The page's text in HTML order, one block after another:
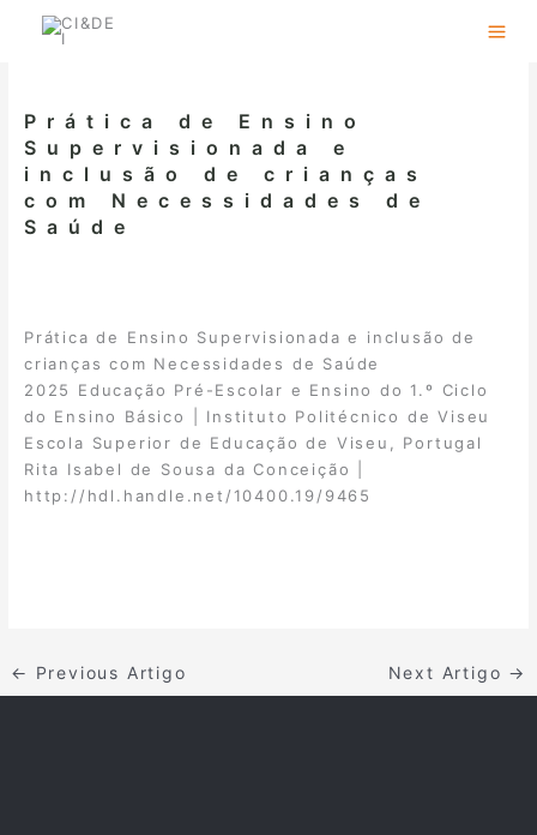
Prática de Ensino
Supervisionada e
inclusão de crianças
com Necessidades de
Saúde
Prática de Ensino Supervisionada e inclusão de
crianças com Necessidades de Saúde
2025 Educação Pré-Escolar e Ensino do 1.º Ciclo
do Ensino Básico | Instituto Politécnico de Viseu
Escola Superior de Educação de Viseu, Portugal
Rita Isabel de Sousa da Conceição |
http://hdl.handle.net/10400.19/9465
← Previous Artigo Next Artigo →